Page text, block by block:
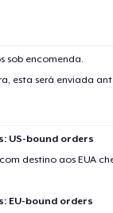
sob encomenda.
esta será enviada
US-bound orders
destino aos EUA
EU-bound orders